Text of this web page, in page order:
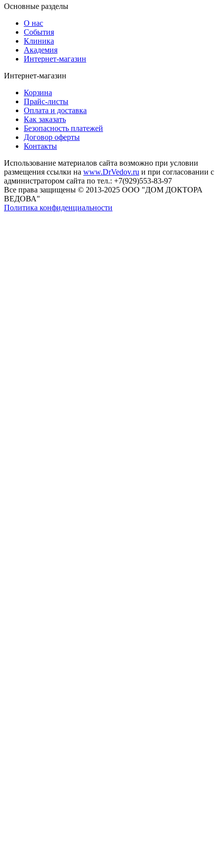
Основные разделы
О нас
События
Клиника
Академия
Интернет-магазин
Интернет-магазин
Корзина
Прайс-листы
Оплата и доставка
Как заказать
Безопасность платежей
Договор оферты
Контакты
Использование материалов сайта возможно при условии
размещения ссылки на www.DrVedov.ru и при согласовании с
администратором сайта по тел.: +7(929)553-83-97
Все права защищены © 2013-2025 ООО "ДОМ ДОКТОРА
ВЕДОВА"
Политика конфиденциальности